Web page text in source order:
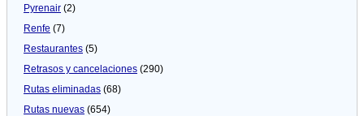
Pyrenair (2)
Renfe (7)
Restaurantes (5)
Retrasos y cancelaciones (290)
Rutas eliminadas (68)
Rutas nuevas (654)